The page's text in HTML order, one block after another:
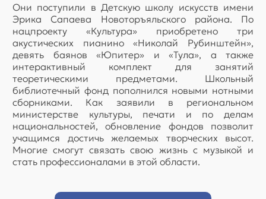
Они поступили в Детскую школу искусств имени
Эрика Сапаева Новоторъяльского района. По
нацпроекту «Культура» приобретено три
акустических пианино «Николай Рубинштейн»,
девять баянов «Юпитер» и «Тула», а также
интерактивный комплект для занятий
теоретическими предметами. Школьный
библиотечный фонд пополнился новыми нотными
сборниками. Как заявили в региональном
министерстве культуры, печати и по делам
национальностей, обновление фондов позволит
учащимся достичь желаемых творческих высот.
Многие смогут связать свою жизнь с музыкой и
стать профессионалами в этой области.